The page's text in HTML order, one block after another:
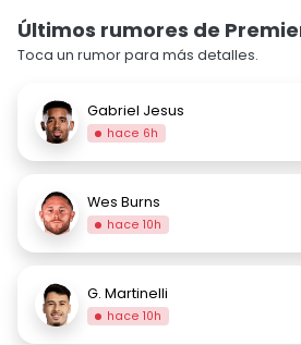
Últimos rumores de
Toca un rumor para más detalles.
Gabriel Jesus
hace 6h
Wes Burns
hace 10h
G. Martinelli
hace 10h